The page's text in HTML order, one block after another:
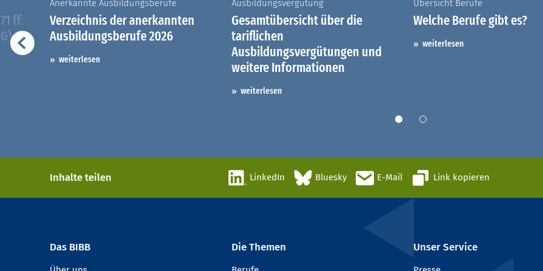
ff.
Anerkannte Ausbildungsberufe
Verzeichnis der anerkannten
Ausbildungsberufe 2026
weiterlesen
Ausbildungsvergütung
Gesamtübersicht über die
tariflichen
Ausbildungsvergütungen und
weitere Informationen
weiterlesen
Übersicht Berufe
Welche Berufe gibt es?
weiterlesen
Inhalte teilen LinkedIn Bluesky E-Mail Link kopieren
Das BIBB Die Themen Unser Service